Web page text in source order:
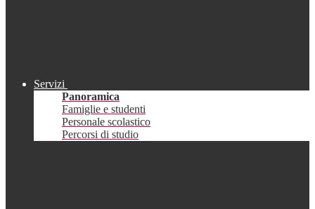
Servizi
Panoramica
Famiglie e studenti
Personale scolastico
Percorsi di studio